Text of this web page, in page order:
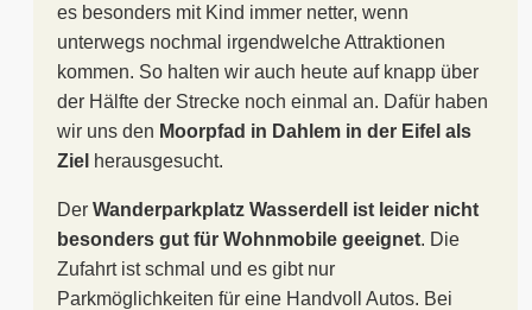
es besonders mit Kind immer netter, wenn
unterwegs nochmal irgendwelche Attraktionen
kommen. So halten wir auch heute auf knapp über
der Hälfte der Strecke noch einmal an. Dafür haben
wir uns den Moorpfad in Dahlem in der Eifel als
Ziel herausgesucht.
Der Wanderparkplatz Wasserdell ist leider nicht
besonders gut für Wohnmobile geeignet. Die
Zufahrt ist schmal und es gibt nur
Parkmöglichkeiten für eine Handvoll Autos. Bei